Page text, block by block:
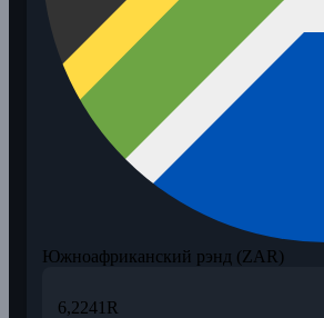
Южноафриканский рэнд (ZAR)
6,2241 R